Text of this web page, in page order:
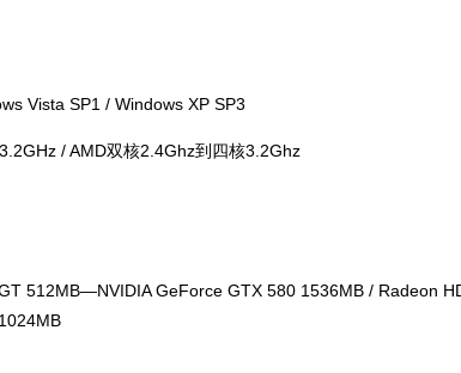
Vista SP1 / Windows XP SP3
/ AMD双核2.4Ghz到四核3.2Ghz
512MB—NVIDIA GeForce GTX 580 1536MB / Radeon